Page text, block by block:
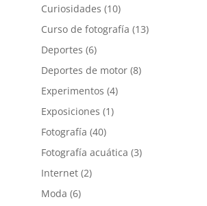
Curiosidades (10)
Curso de fotografía (13)
Deportes (6)
Deportes de motor(8)
Experimentos (4)
Exposiciones (1)
Fotografía (40)
Fotografía acuática (3)
Internet(2)
Moda (6)